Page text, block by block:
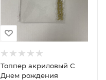
Топпер акриловый С
Днем рождения